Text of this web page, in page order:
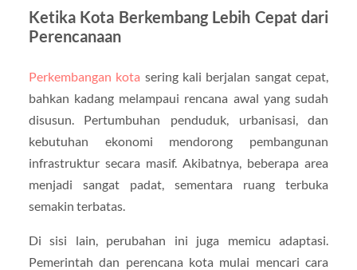
Ketika Kota Berkembang Lebih Cepat dari
Perencanaan
Perkembangan kota sering kali berjalan sangat cepat,
bahkan kadang melampaui rencana awal yang sudah
disusun. Pertumbuhan penduduk, urbanisasi, dan
kebutuhan ekonomi mendorong pembangunan
infrastruktur secara masif. Akibatnya, beberapa area
menjadi sangat padat, sementara ruang terbuka
semakin terbatas.
Di sisi lain, perubahan ini juga memicu adaptasi.
Pemerintah dan perencana kota mulai mencari cara